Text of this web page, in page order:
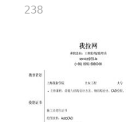
238